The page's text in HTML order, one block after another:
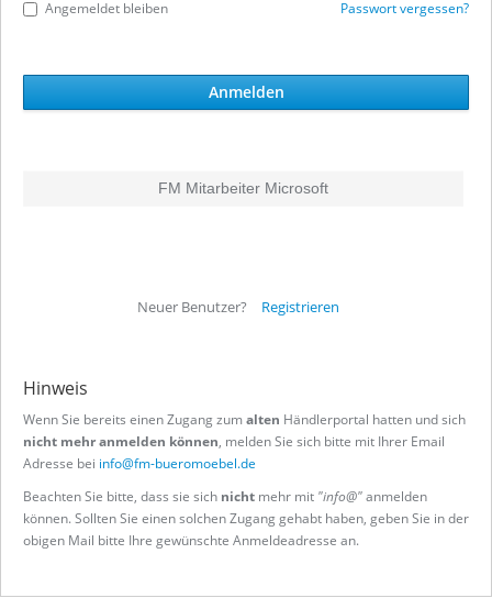
Angemeldet bleiben Passwort vergessen?
FM Mitarbeiter Microsoft
Neuer Benutzer? Registrieren
Hinweis
Wenn Sie bereits einen Zugang zumalten Händlerportal hatten und sich
nicht mehr anmelden können, melden Sie sich bitte mit Ihrer Email
Adresse bei info@fm-bueromoebel.de
Beachten Sie bitte, dass sie sich nicht mehr mit "info@"anmelden
können. Sollten Sie einen solchen Zugang gehabt haben, geben Sie in der
obigen Mail bitte Ihre gewünschte Anmeldeadresse an.